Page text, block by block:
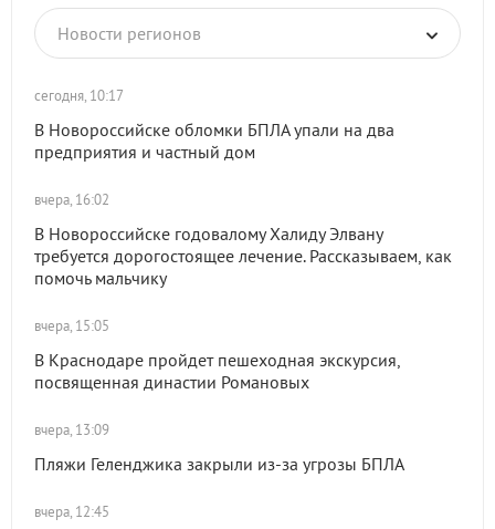
Новости регионов
сегодня, 10:17
В Новороссийске обломки БПЛА упали на два
предприятия и частный дом
вчера, 16:02
В Новороссийске годовалому Халиду Элвану
требуется дорогостоящее лечение. Рассказываем, как
помочь мальчику
вчера, 15:05
В Краснодаре пройдет пешеходная экскурсия,
посвященная династии Романовых
вчера, 13:09
Пляжи Геленджика закрыли из-за угрозы БПЛА
вчера, 12:45